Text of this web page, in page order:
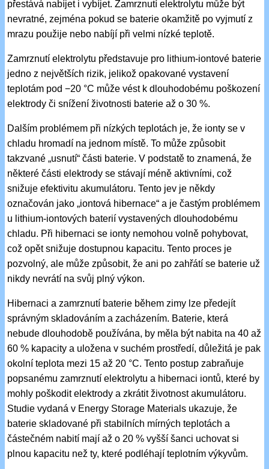
přestává nabíjet i vybíjet. Zamrznutí elektrolytu může být
nevratné, zejména pokud se baterie okamžitě po vyjmutí z
mrazu použije nebo nabíjí při velmi nízké teplotě.
Zamrznutí elektrolytu představuje pro lithium-iontové baterie
jedno z největších rizik, jelikož opakované vystavení
teplotám pod −20 °C může vést k dlouhodobému poškození
elektrody či snížení životnosti baterie až o 30 %.
Dalším problémem při nízkých teplotách je, že ionty se v
chladu hromadí na jednom místě. To může způsobit
takzvané „usnutí“ části baterie. V podstatě to znamená, že
některé části elektrody se stávají méně aktivními, což
snižuje efektivitu akumulátoru. Tento jev je někdy
označován jako „iontová hibernace“ a je častým problémem
u lithium-iontových baterií vystavených dlouhodobému
chladu. Při hibernaci se ionty nemohou volně pohybovat,
což opět snižuje dostupnou kapacitu. Tento proces je
pozvolný, ale může způsobit, že ani po zahřátí se baterie už
nikdy nevrátí na svůj plný výkon.
Hibernaci a zamrznutí baterie během zimy lze předejít
správným skladováním a zacházením. Baterie, která
nebude dlouhodobě používána, by měla být nabita na 40 až
60 % kapacity a uložena v suchém prostředí, důležitá je pak
okolní teplota mezi 15 až 20 °C. Tento postup zabraňuje
popsanému zamrznutí elektrolytu a hibernaci iontů, které by
mohly poškodit elektrody a zkrátit životnost akumulátoru.
Studie vydaná v Energy Storage Materials ukazuje, že
baterie skladované při stabilních mírných teplotách a
částečném nabití mají až o 20 % vyšší šanci uchovat si
plnou kapacitu než ty, které podléhají teplotním výkyvům.